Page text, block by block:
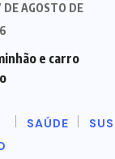
DE AGOSTO DE
e carro
SAÚDE SUS